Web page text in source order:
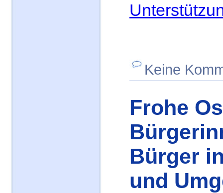
Keine
Frohe
Bürger
und